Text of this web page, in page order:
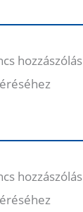
hozzászólás
hozzászólás